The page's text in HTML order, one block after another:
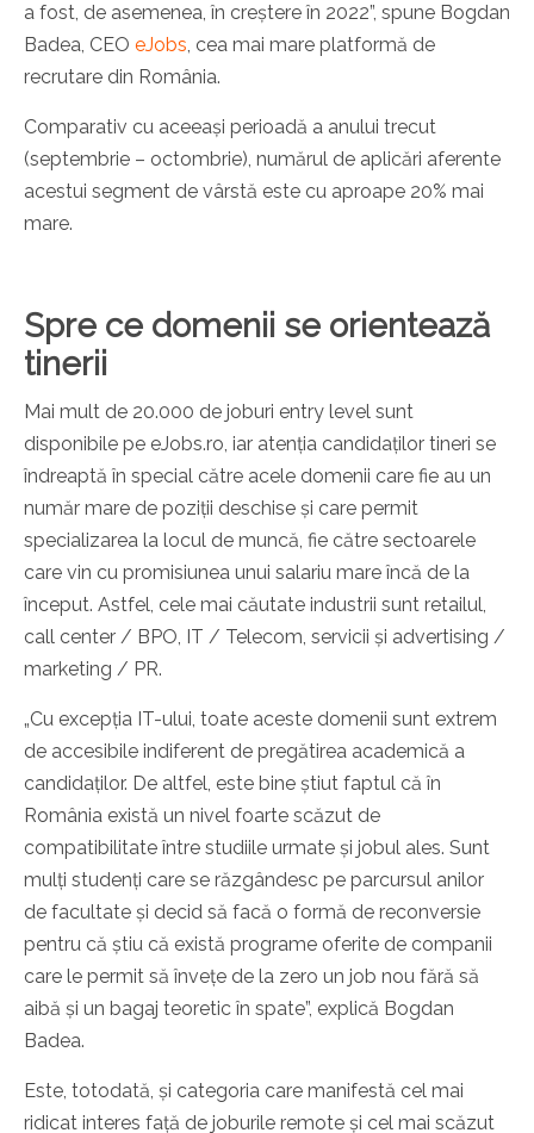
a fost, de asemenea, în creștere în 2022”, spune Bogdan
Badea, CEO eJobs, cea mai mare platformă de
recrutare din România.
Comparativ cu aceeași perioadă a anului trecut
(septembrie – octombrie), numărul de aplicări aferente
acestui segment de vârstă este cu aproape 20% mai
mare.
Spre ce domenii se orientează
tinerii
Mai mult de 20.000 de joburi entry level sunt
disponibile pe eJobs.ro, iar atenția candidaților tineri se
îndreaptă în special către acele domenii care fie au un
număr mare de poziții deschise și care permit
specializarea la locul de muncă, fie către sectoarele
care vin cu promisiunea unui salariu mare încă de la
început. Astfel, cele mai căutate industrii sunt retailul,
call center / BPO, IT / Telecom, servicii și advertising /
marketing / PR.
„Cu excepția IT-ului, toate aceste domenii sunt extrem
de accesibile indiferent de pregătirea academică a
candidaților. De altfel, este bine știut faptul că în
România există un nivel foarte scăzut de
compatibilitate între studiile urmate și jobul ales. Sunt
mulți studenți care se răzgândesc pe parcursul anilor
de facultate și decid să facă o formă de reconversie
pentru că știu că există programe oferite de companii
care le permit să învețe de la zero un job nou fără să
aibă și un bagaj teoretic în spate”, explică Bogdan
Badea.
Este, totodată, și categoria care manifestă cel mai
ridicat interes față de joburile remote și cel mai scăzut